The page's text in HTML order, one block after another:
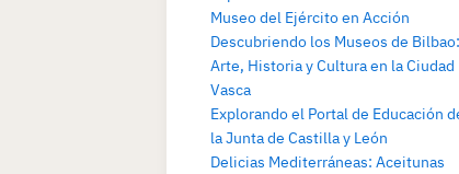
Museo del Ejército en Acción
Descubriendo los Museos de Bilbao:
Arte, Historia y Cultura en la Ciudad
Vasca
Explorando el Portal de Educación
la Junta de Castilla y León
Delicias Mediterráneas: Aceitunas